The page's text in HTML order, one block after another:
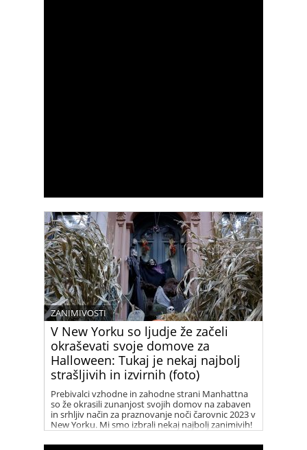
V New Yorku so ljudje že začeli
okraševati svoje domove za
Halloween: Tukaj je nekaj najbolj
strašljivih in izvirnih (foto)
ZANIMIVOSTI
Prebivalci vzhodne in zahodne strani Manhattna
so že okrasili zunanjost svojih domov na zabaven
in srhljiv način za praznovanje noči čarovnic 2023 v
New Yorku. Mi smo izbrali nekaj najbolj zanimivih!